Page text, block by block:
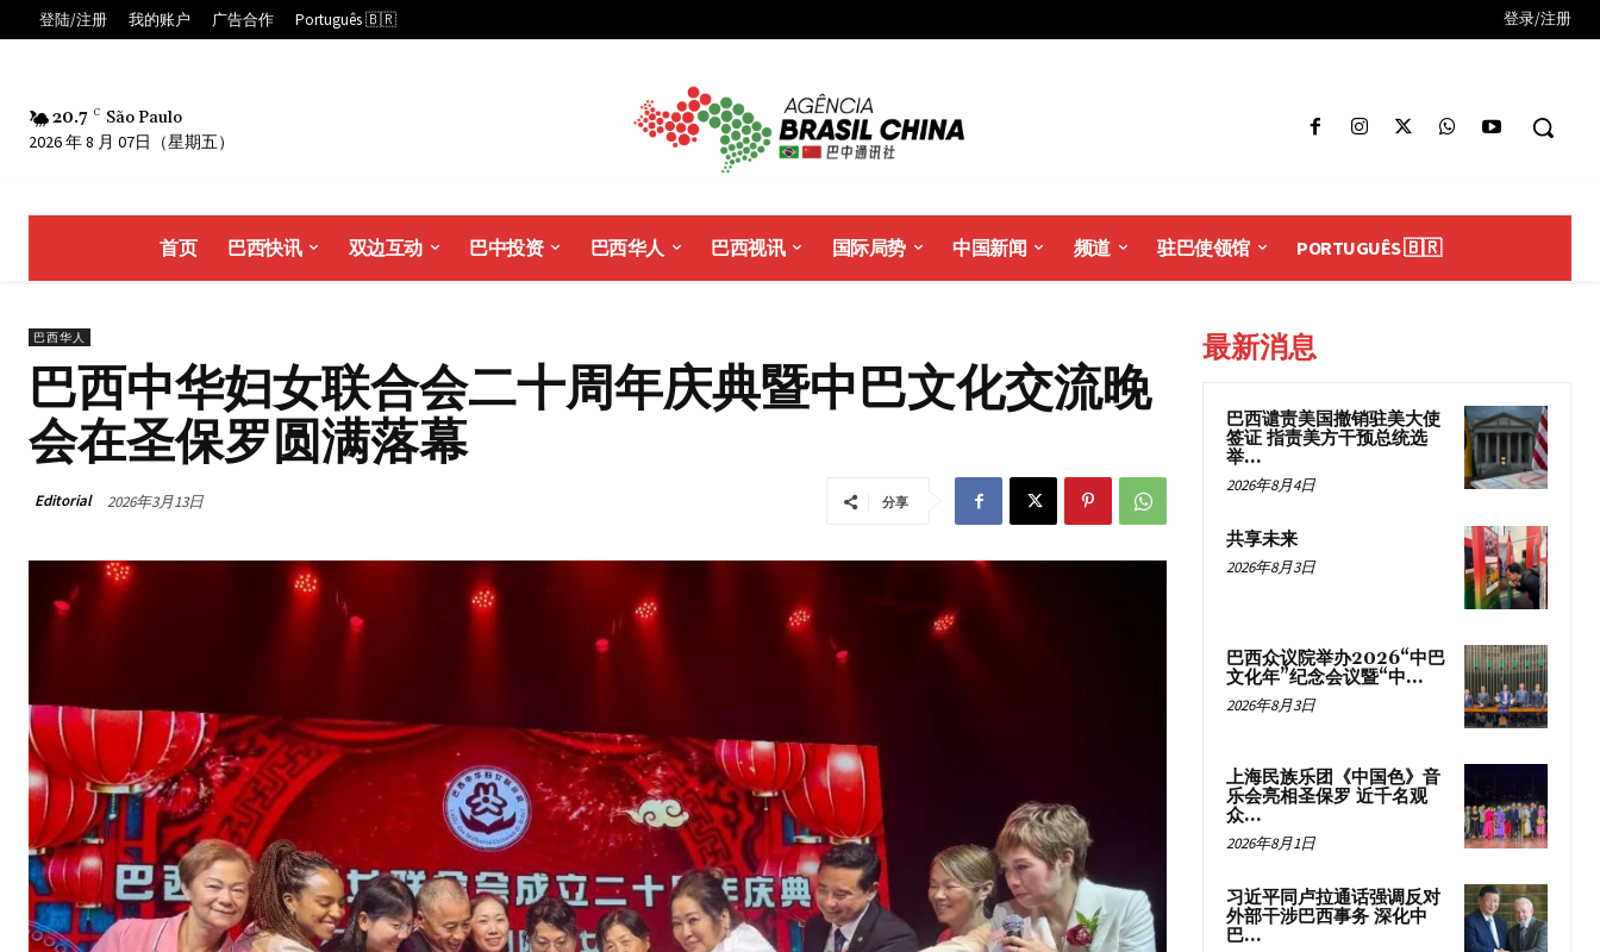
登陆/注册 我的账户 广告合作 Português 🇧🇷 登录/注册
20.7 C São Paulo
2026 年 8 月 07日（星期五）
首页 巴西快讯 双边互动 巴中投资 巴西华人 巴西视讯 国际局势 中国新闻 频道 驻巴使领馆 PORTUGUÊS 🇧🇷
巴西华人
巴西中华妇女联合会二十周年庆典暨中巴文化交流晚
会在圣保罗圆满落幕
Editorial 2026年3月13日 分享
最新消息
巴西谴责美国撤销驻美大使
签证 指责美方干预总统选
举...
2026年8月4日
共享未来
2026年8月3日
巴西众议院举办2026“中巴
文化年”纪念会议暨“中...
2026年8月3日
上海民族乐团《中国色》音
乐会亮相圣保罗 近千名观
众...
2026年8月1日
习近平同卢拉通话强调反对
外部干涉巴西事务 深化中
巴...